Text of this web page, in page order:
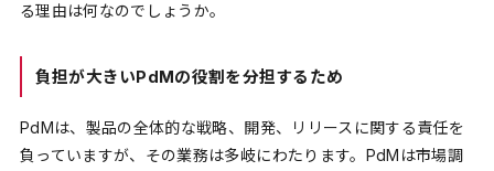
る理由は何なのでしょうか。
負担が大きいPdMの役割を分担するため
PdMは、製品の全体的な戦略、開発、リリースに関する責任を
負っていますが、その業務は多岐にわたります。PdMは市場調